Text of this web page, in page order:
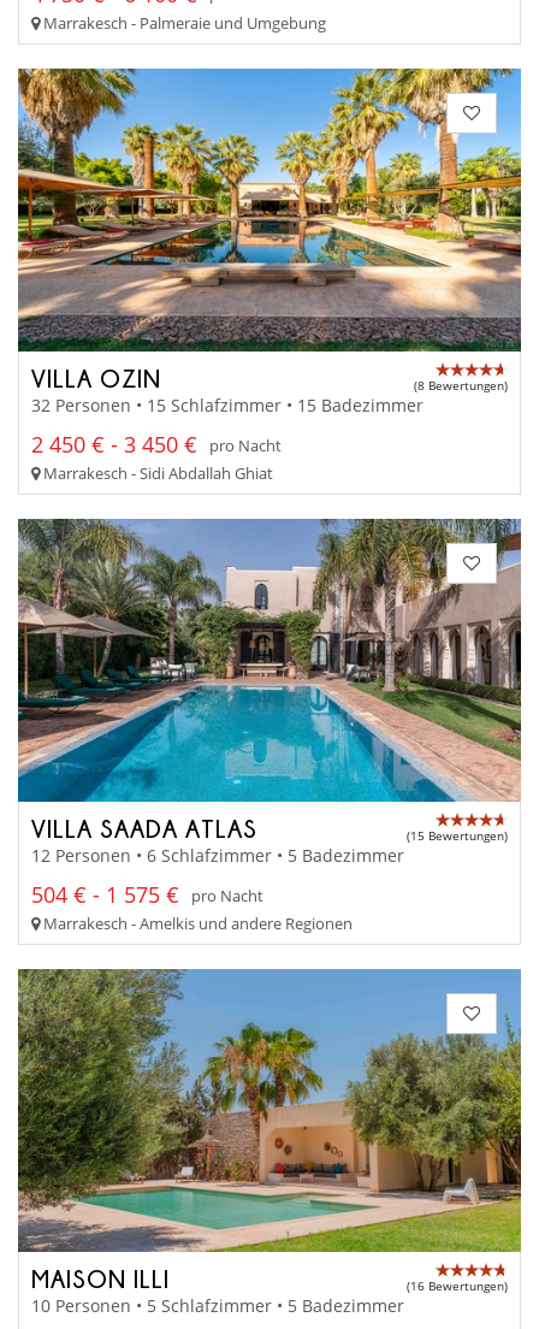
Marrakesch - Palmeraie und Umgebung
VILLA OZIN (8 Bewertungen)
32 Personen • 15 Schlafzimmer • 15 Badezimmer
2 450 € - 3 450 €
pro Nacht
Marrakesch - Sidi Abdallah Ghiat
VILLA SAADA ATLAS (15 Bewertungen)
12 Personen • 6 Schlafzimmer • 5 Badezimmer
504 € - 1 575 €
pro Nacht
Marrakesch - Amelkis und andere Regionen
MAISON ILLI (16 Bewertungen)
10 Personen • 5 Schlafzimmer • 5 Badezimmer